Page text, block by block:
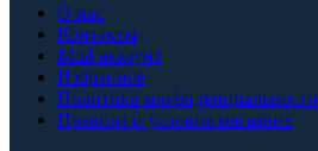
О нас
Контакты
Мой аккаунт
Избранное
Политика конфиденциальности
Правила и условия магазина